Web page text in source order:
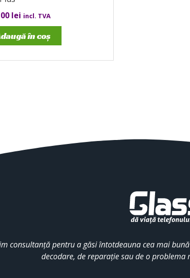
lei incl. TVA
în coș
consultanță pentru a găsi întotdeauna cea mai
decodare, de reparație sau de o